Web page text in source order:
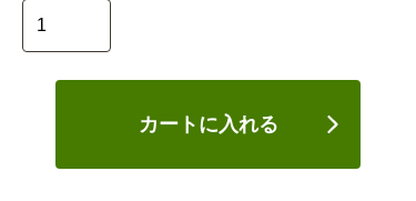
カートに入れる